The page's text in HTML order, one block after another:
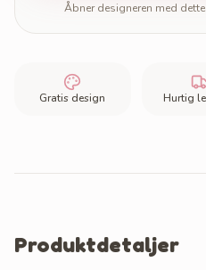
Åbner designeren med
Gratis design Hurtig
Produktdetaljer